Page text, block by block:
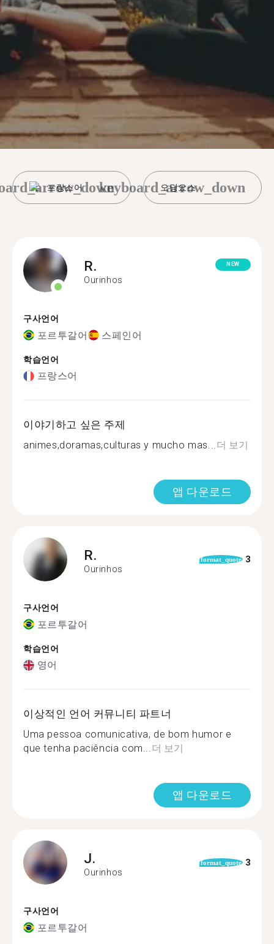
프랑스어 오딩요스
keyboard_arrow_down
R.
Ourinhos
NEW
구사언어
포르투갈어 스페인어
학습언어
프랑스어
이야기하고 싶은 주제
animes,doramas,culturas y mucho mas...더 보기
앱 다운로드
R.
Ourinhos
format_quote 3
구사언어
포르투갈어
학습언어
영어
이상적인 언어 커뮤니티 파트너
Uma pessoa comunicativa, de bom humor e
que tenha paciência com...더 보기
앱 다운로드
J.
Ourinhos
format_quote 3
구사언어
포르투갈어